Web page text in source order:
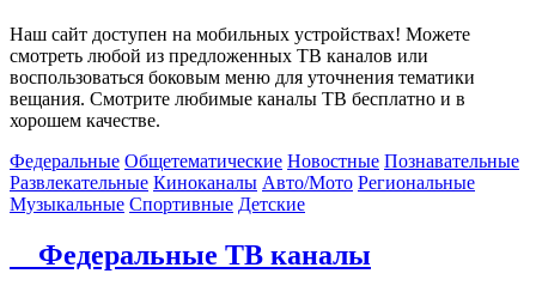
Наш сайт доступен на мобильных устройствах! Можете
смотреть любой из предложенных ТВ каналов или
воспользоваться боковым меню для уточнения тематики
вещания. Смотрите любимые каналы ТВ бесплатно и в
хорошем качестве.
Федеральные Общетематические Новостные Познавательные
Развлекательные Киноканалы Авто/Мото Региональные
Музыкальные Спортивные Детские
Федеральные ТВ каналы